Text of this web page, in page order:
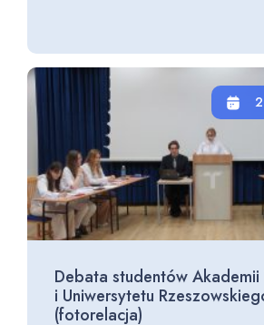
Debata studentów Akademii
i Uniwersytetu
(fotorelacja)